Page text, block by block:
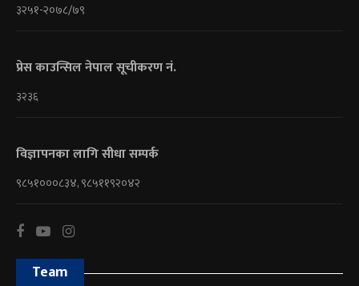
३२५१-२०७८/७९
प्रेस काउन्सिल नेपाल सूचीकरण नं.
३२३६
विज्ञापनका लागि सीधा सम्पर्क
९८५१०००८३४, ९८५११९२०४२
Team